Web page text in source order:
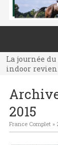
La journée
indoor
La journée
indoor
indoor
2015
France Complet»